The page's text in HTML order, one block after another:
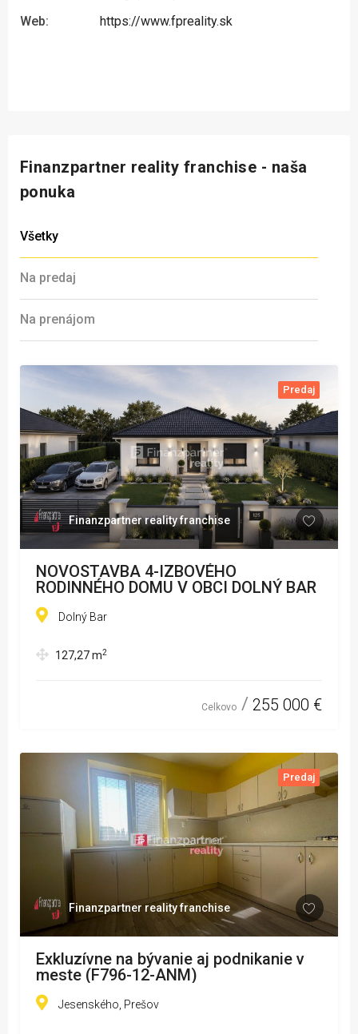
Web:
https://www.fpreality.sk
Finanzpartner reality franchise - naša
ponuka
Všetky
Na predaj
Na prenájom
Predaj
Finanzpartner reality franchise
NOVOSTAVBA 4-IZBOVÉHO
RODINNÉHO DOMU V OBCI DOLNÝ BAR
Dolný Bar
127,27m2
Celkovo 255 000 €
Predaj
Finanzpartner reality franchise
Exkluzívne na bývanie aj podnikanie v
meste (F796-12-ANM)
Jesenského, Prešov